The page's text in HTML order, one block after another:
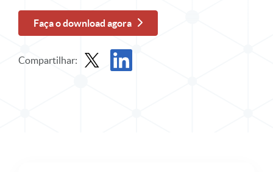
Faça o download agora
Compartilhar: